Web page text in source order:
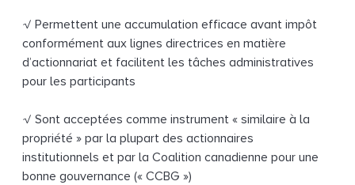
√ Permettent une accumulation efficace avant impôt
conformément aux lignes directrices en matière
d’actionnariat et facilitent les tâches administratives
pour les participants
√ Sont acceptées comme instrument « similaire à la
propriété » par la plupart des actionnaires
institutionnels et par la Coalition canadienne pour une
bonne gouvernance (« CCBG »)